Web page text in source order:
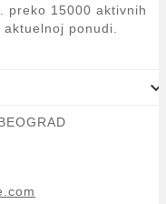
preko 15000 aktivnih
ponudi.
